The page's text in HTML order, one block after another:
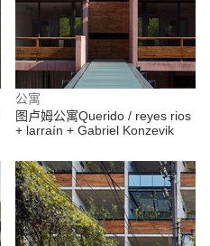
公寓
图卢姆公寓Querido / reyes rios
+ larraín + Gabriel Konzevik